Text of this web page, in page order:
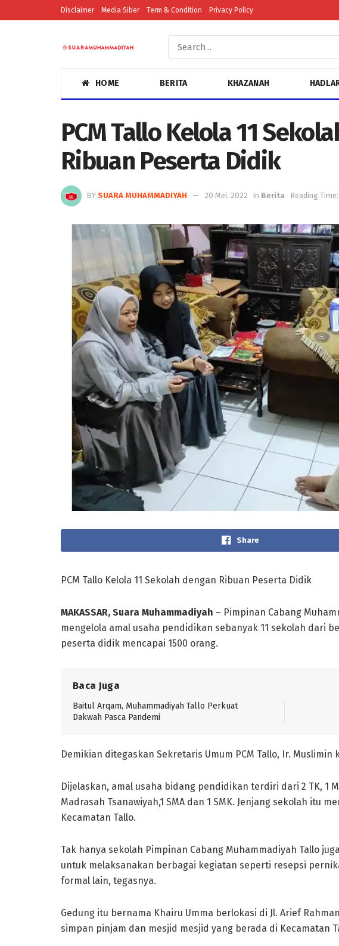
Disclaimer Media Siber Term & Condition Privacy Policy
HOME BERITA KHAZANAH
PCM Tallo Kelola 11
Ribuan Peserta Didik
BY SUARA MUHAMMADIYAH 20 Mei, 2022 in Berita Reading
Share
PCM Tallo Kelola 11 Sekolah dengan Ribuan Peserta Didik
MAKASSAR, Suara Muhammadiyah – Pimpinan Cabang
mengelola amal usaha pendidikan sebanyak 11 sekolah dari
peserta didik mencapai 1500 orang.
Baca Juga
Baitul Arqam, Muhammadiyah Tallo Perkuat
Dakwah Pasca Pandemi
Demikian ditegaskan Sekretaris Umum PCM Tallo, Ir.
Dijelaskan, amal usaha bidang pendidikan terdiri dari 2 TK, 1
Madrasah Tsanawiyah,1 SMA dan 1 SMK. Jenjang sekolah itu
Kecamatan Tallo.
Tak hanya sekolah Pimpinan Cabang Muhammadiyah Tallo
untuk melaksanakan berbagai kegiatan seperti resepsi
formal lain, tegasnya.
Gedung itu bernama Khairu Umma berlokasi di Jl. Arief
simpan pinjam dan mesjid mesjid yang berada di Kecamatan